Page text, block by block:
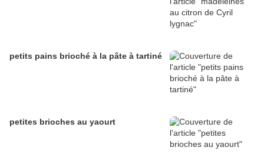
petits pains brioché à la pâte à tartiné
petites brioches au yaourt